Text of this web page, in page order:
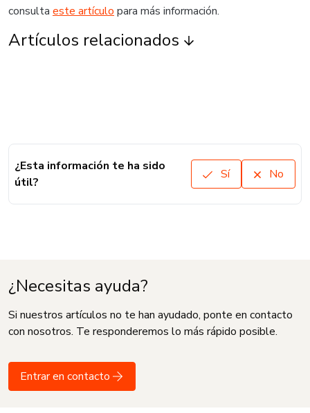
consulta este artículo para más información.
Artículos relacionados
¿Esta información te ha sido
útil?
Sí No
¿Necesitas ayuda?
Si nuestros artículos no te han ayudado, ponte en contacto
con nosotros. Te responderemos lo más rápido posible.
Entrar en contacto